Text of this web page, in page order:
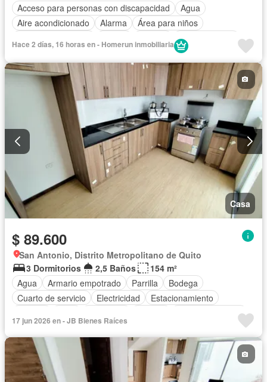
Acceso para personas con discapacidad
Agua
Aire acondicionado
Alarma
Área para niños
Cocina integral
Estacionamiento
Gas natural
Garita de guardianía Internet
Seguridad
Balcón
Jardín Conserje Parcialmente amoblado
Hace 2 días, 16 horas en - Homerun inmobiliaria
Casa
$ 89.600
San Antonio, Distrito Metropolitano de Quito
3 Dormitorios
2,5 Baños
154 m²
Agua
Armario empotrado Parrilla
Bodega
Cuarto de servicio
Electricidad
Estacionamiento
Vista panorámica
Wifi
17 jun 2026 en - JB Bienes Raíces